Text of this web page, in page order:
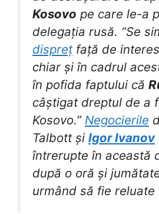
Kosovo pe care le-a
delegația rusă. “Se
disprețfață de
chiar și în cadrul
în pofida faptului că
câștigat dreptul de a
Kosovo.” Negocierile
Talbott și Igor Ivanov
întrerupte în această
după o oră și
urmând să fie reluate